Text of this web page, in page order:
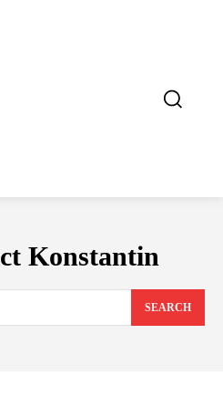
Konstantin
SEARCH